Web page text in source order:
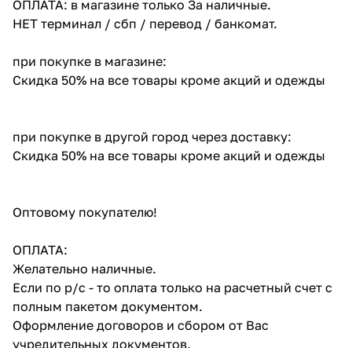
ОПЛАТА: в магазине только За наличные.
НЕТ терминал / сбп / перевод / банкомат.
при покупке в магазине:
Скидка 50% на все товары кроме акций и одежды
при покупке в другой город через доставку:
Скидка 50% на все товары кроме акций и одежды
Оптовому покупателю!
ОПЛАТА:
Желательно наличные.
Если по р/с - то оплата только на расчетный счет с
полным пакетом документом.
Оформление договоров и сбором от Вас
учредительных документов.